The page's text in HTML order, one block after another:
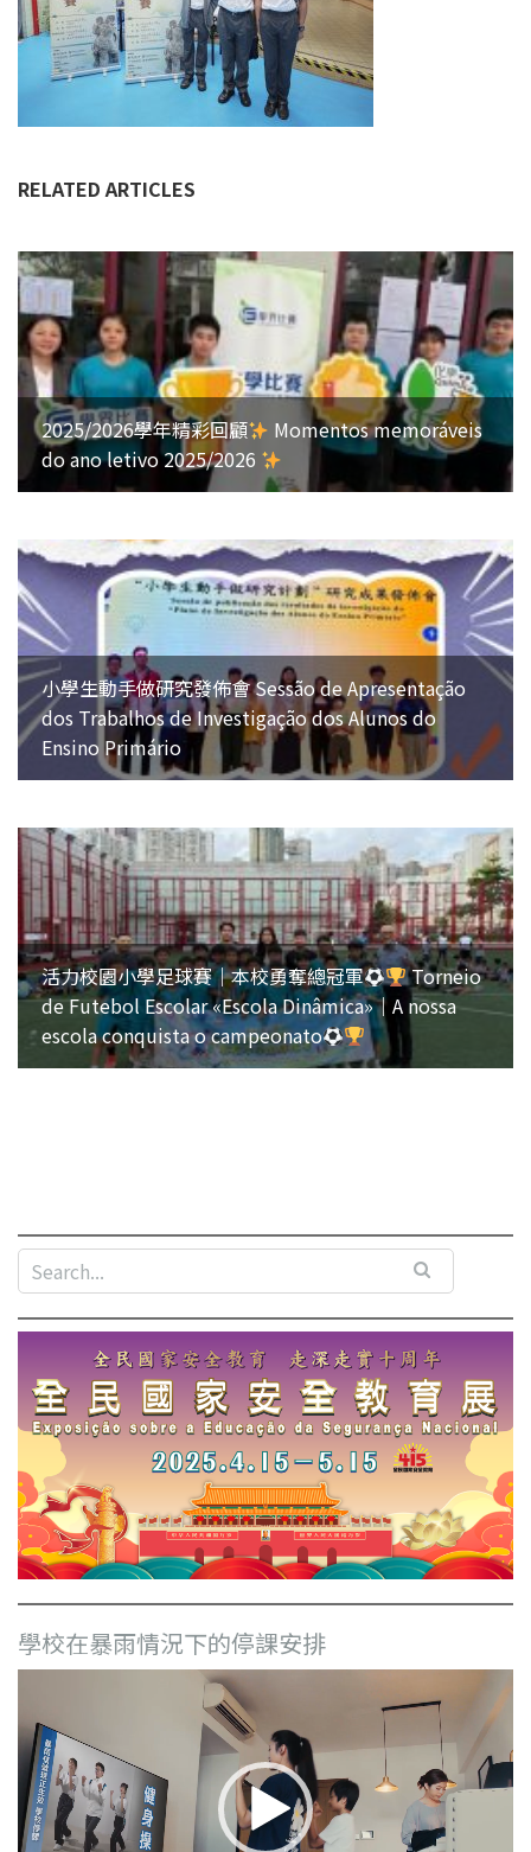
RELATED ARTICLES
2025/2026學年精彩回顧
Momentos memoráveis
do ano letivo 2025/2026
小學生動手做研究發佈會 Sessão de Apresentação
dos Trabalhos de Investigação dos Alunos do
Ensino Primário
活力校園小學足球賽｜本校勇奪總冠軍
Torneio
de Futebol Escolar «Escola Dinâmica»｜A nossa
escola conquista o campeonato
學校在暴雨情況下的停課安排
播
放
器